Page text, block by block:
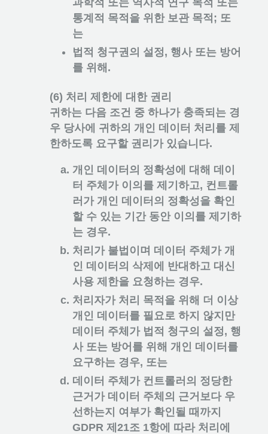
과학적 또는 역사적 연구 목적 또는
통계적 목적을 위한 보관 목적; 또
는
법적 청구권의 설정, 행사 또는 방어
를 위해.
(6) 처리 제한에 대한 권리
귀하는 다음 조건 중 하나가 충족되는 경
우 당사에 귀하의 개인 데이터 처리를 제
한하도록 요구할 권리가 있습니다.
개인 데이터의 정확성에 대해 데이
터 주체가 이의를 제기하고, 컨트롤
러가 개인 데이터의 정확성을 확인
할 수 있는 기간 동안 이의를 제기하
는 경우.
처리가 불법이며 데이터 주체가 개
인 데이터의 삭제에 반대하고 대신
사용 제한을 요청하는 경우.
처리자가 처리 목적을 위해 더 이상
개인 데이터를 필요로 하지 않지만
데이터 주체가 법적 청구의 설정, 행
사 또는 방어를 위해 개인 데이터를
요구하는 경우, 또는
데이터 주체가 컨트롤러의 정당한
근거가 데이터 주체의 근거보다 우
선하는지 여부가 확인될 때까지
GDPR 제21조 1항에 따라 처리에